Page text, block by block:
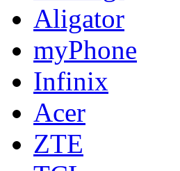
Aligator
myPhone
Infinix
Acer
ZTE